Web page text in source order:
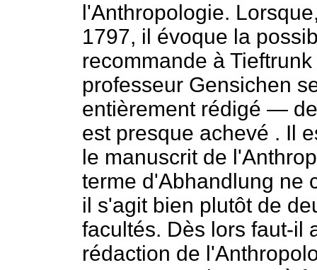
l'Anthropologie.
1797, il évoque la
recommande à
professeur Gensichen
entièrement rédigé —
est presque achevé . Il
le manuscrit de
terme d'Abhandlung ne
il s'agit bien plutôt de
facultés. Dès lors faut-il
rédaction de